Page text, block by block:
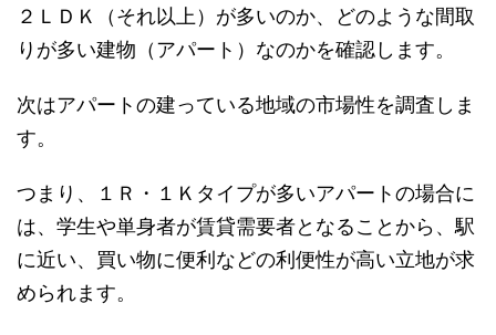
２ＬＤＫ（それ以上）が多いのか、どのような間取
りが多い建物（アパート）なのかを確認します。
次はアパートの建っている地域の市場性を調査しま
す。
つまり、１Ｒ・１Ｋタイプが多いアパートの場合に
は、学生や単身者が賃貸需要者となることから、駅
に近い、買い物に便利などの利便性が高い立地が求
められます。